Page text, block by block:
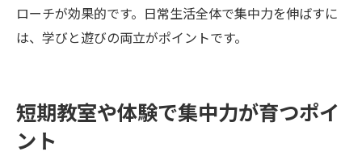
ローチが効果的です。日常生活全体で集中力を伸ばすに
は、学びと遊びの両立がポイントです。
短期教室や体験で集中力が育つポイ
ント